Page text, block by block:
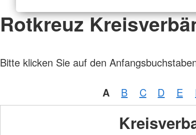
Rotkreuz
Bitte klicken Sie auf den
A B C D E